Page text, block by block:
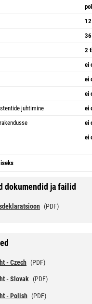
2
ei
ei
ei
juhtimine
ei
ei
ei
dokumendid ja failid
(PDF)
- Czech (PDF)
- Slovak (PDF)
- Polish (PDF)